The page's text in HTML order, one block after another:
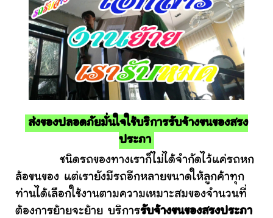
ส่งของปลอดภัยมั่นใจใช้บริการรับจ้างขนของสรง
ประภา
ชนิดรถของทางเราก็ไม่ได้จำกัดไว้แค่รถหก
ล้อขนของ แต่เรายังมีรถอีกหลายขนาดให้ลูกค้าทุก
ท่านได้เลือกใช้งานตามความเหมาะสมของจำนวนที่
ต้องการย้ายจะย้าย บริการรับจ้างขนของสรงประภา